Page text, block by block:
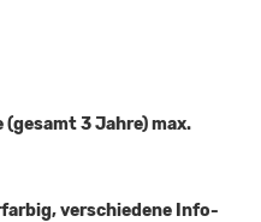
3 Jahre) max.
verschiedene Info-